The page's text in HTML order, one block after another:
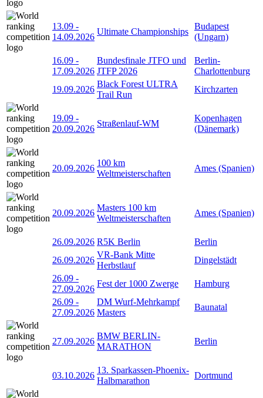
13.09 -
14.09.2026
Ultimate Championships
Budapest
(Ungarn)
16.09 -
17.09.2026
Bundesfinale JTFO und
JTFP 2026
Berlin-
Charlottenburg
19.09.2026
Black Forest ULTRA
Trail Run
Kirchzarten
19.09 -
20.09.2026
Straßenlauf-WM
Kopenhagen
(Dänemark)
20.09.2026
100 km
Weltmeisterschaften
Ames (Spanien)
20.09.2026
Masters 100 km
Weltmeisterschaften
Ames (Spanien)
26.09.2026 R5K Berlin
Berlin
26.09.2026
VR-Bank Mitte
Herbstlauf
Dingelstädt
26.09 -
27.09.2026
Fest der 1000 Zwerge
Hamburg
26.09 -
27.09.2026
DM Wurf-Mehrkampf
Masters
Baunatal
27.09.2026
BMW BERLIN-
MARATHON
Berlin
03.10.2026
13. Sparkassen-Phoenix-
Halbmarathon
Dortmund